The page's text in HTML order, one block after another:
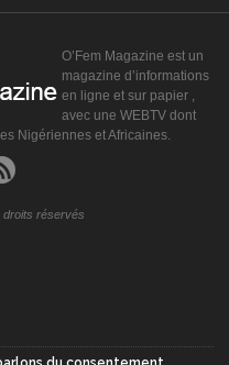
O’Fem Magazine est un
magazine d’informations
en ligne et sur papier ,
avec une WEBTV dont
Nigériennes et Africaines.
droits réservés